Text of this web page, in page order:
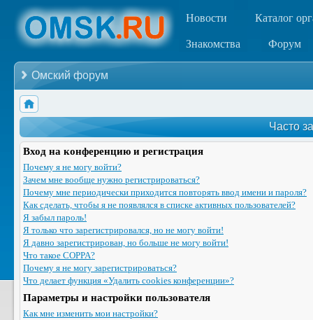
Новости Каталог
Знакомства Форум
Омский форум
Часто
Вход на конференцию и регистрация
Почему я не могу войти?
Зачем мне вообще нужно регистрироваться?
Почему мне периодически приходится повторять ввод имени и пароля?
Как сделать, чтобы я не появлялся в списке активных пользователей?
Я забыл пароль!
Я только что зарегистрировался, но не могу войти!
Я давно зарегистрирован, но больше не могу войти!
Что такое COPPA?
Почему я не могу зарегистрироваться?
Что делает функция «Удалить cookies конференции»?
Параметры и настройки пользователя
Как мне изменить мои настройки?